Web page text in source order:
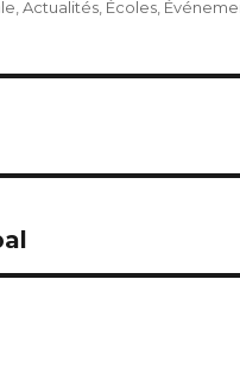
,Actualités, Écoles,